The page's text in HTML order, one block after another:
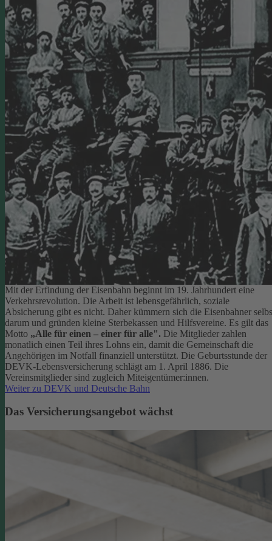
Mit der Erfindung der Eisenbahn beginnt im 19. Jahrhundert eine
Verkehrsrevolution. Die Arbeit ist lebensgefährlich, soziale
Absicherung gibt es nicht. Daher kümmern sich die Eisenbahner
darum und gründen kleine Sterbekassen und Hilfsvereine. Es gilt das
Motto „Alle für einen – einer für alle". Die Mitglieder zahlen
monatlich einen Teil ihres Lohns ein, damit die Gemeinschaft die
Angehörigen im Notfall finanziell unterstützt. Die Geburtsstunde der
DEVK-Lebensversicherung schlägt am 1. April 1886. Die
Vereinsmitglieder sind zugleich Miteigentümer:innen.
Weiter zu DEVK und Deutsche Bahn
Das Versicherungsangebot wächst